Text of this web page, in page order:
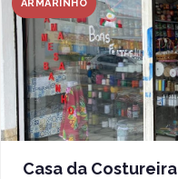
ARMARINHO
Casa da Costureira